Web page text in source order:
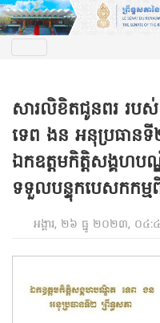
សារលិខិតជូនពរ រប
ទេព ងន អនុប្រធាន
ឯកឧត្តមកិត្តិសង្គហប
ទទួលបន្ទុកបេសកកម្
អង្គារ, ២៦ ធ្នូ ២០២៣, ០៤: